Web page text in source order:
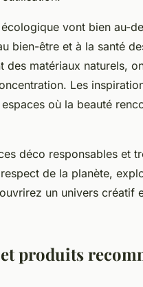
écologique vont bien au-
bien-être et à la santé
des matériaux naturels,
Les
où la beauté
déco responsables et
de la planète,
un univers créatif
produits